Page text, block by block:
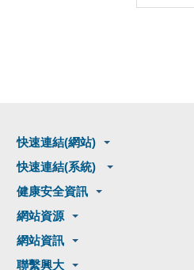
快速連結(網站)
快速連結(系統)
健康安全資訊
網站資源
網站資訊
聯繫興大